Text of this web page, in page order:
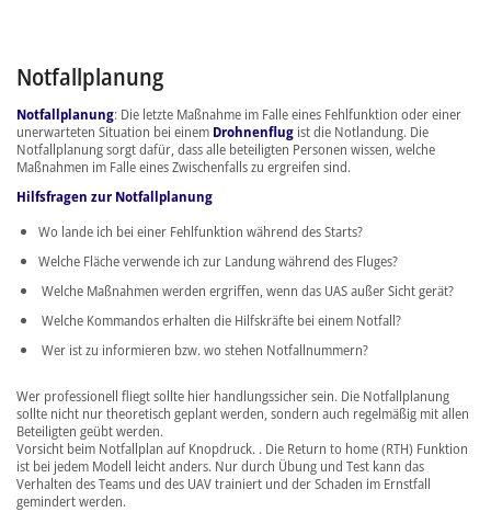
Notfallplanung
Notfallplanung: Die letzte Maßnahme im Falle eines Fehlfunktion oder einer
unerwarteten Situation bei einem Drohnenflug ist die Notlandung. Die
Notfallplanung sorgt dafür, dass alle beteiligten Personen wissen, welche
Maßnahmen im Falle eines Zwischenfalls zu ergreifen sind.
Hilfsfragen zur Notfallplanung
Wo lande ich bei einer Fehlfunktion während des Starts?
Welche Fläche verwende ich zur Landung während des Fluges?
Welche Maßnahmen werden ergriffen, wenn das UAS außer Sicht gerät?
Welche Kommandos erhalten die Hilfskräfte bei einem Notfall?
Wer ist zu informieren bzw. wo stehen Notfallnummern?
Wer professionell fliegt sollte hier handlungssicher sein. Die Notfallplanung
sollte nicht nur theoretisch geplant werden, sondern auch regelmäßig mit allen
Beteiligten geübt werden.
Vorsicht beim Notfallplan auf Knopdruck. . Die Return to home (RTH) Funktion
ist bei jedem Modell leicht anders. Nur durch Übung und Test kann das
Verhalten des Teams und des UAV trainiert und der Schaden im Ernstfall
gemindert werden.